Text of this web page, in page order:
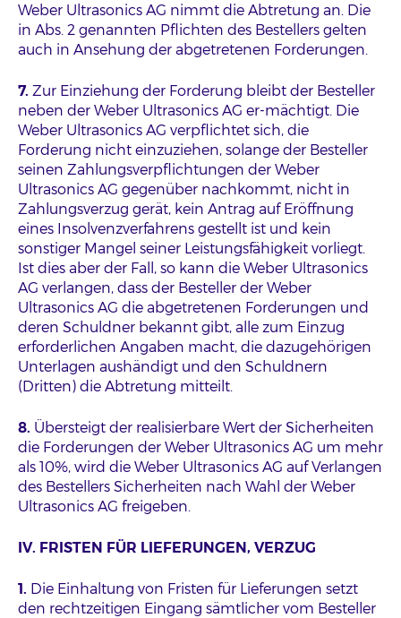
Weber Ultrasonics AG nimmt die Abtretung an. Die
in Abs. 2 genannten Pflichten des Bestellers gelten
auch in Ansehung der abgetretenen Forderungen.
7. Zur Einziehung der Forderung bleibt der Besteller
neben der Weber Ultrasonics AG er-mächtigt. Die
Weber Ultrasonics AG verpflichtet sich, die
Forderung nicht einzuziehen, solange der Besteller
seinen Zahlungsverpflichtungen der Weber
Ultrasonics AG gegenüber nachkommt, nicht in
Zahlungsverzug gerät, kein Antrag auf Eröffnung
eines Insolvenzverfahrens gestellt ist und kein
sonstiger Mangel seiner Leistungsfähigkeit vorliegt.
Ist dies aber der Fall, so kann die Weber Ultrasonics
AG verlangen, dass der Besteller der Weber
Ultrasonics AG die abgetretenen Forderungen und
deren Schuldner bekannt gibt, alle zum Einzug
erforderlichen Angaben macht, die dazugehörigen
Unterlagen aushändigt und den Schuldnern
(Dritten) die Abtretung mitteilt.
8. Übersteigt der realisierbare Wert der Sicherheiten
die Forderungen der Weber Ultrasonics AG um mehr
als 10%, wird die Weber Ultrasonics AG auf Verlangen
des Bestellers Sicherheiten nach Wahl der Weber
Ultrasonics AG freigeben.
IV. FRISTEN FÜR LIEFERUNGEN, VERZUG
1. Die Einhaltung von Fristen für Lieferungen setzt
den rechtzeitigen Eingang sämtlicher vom Besteller